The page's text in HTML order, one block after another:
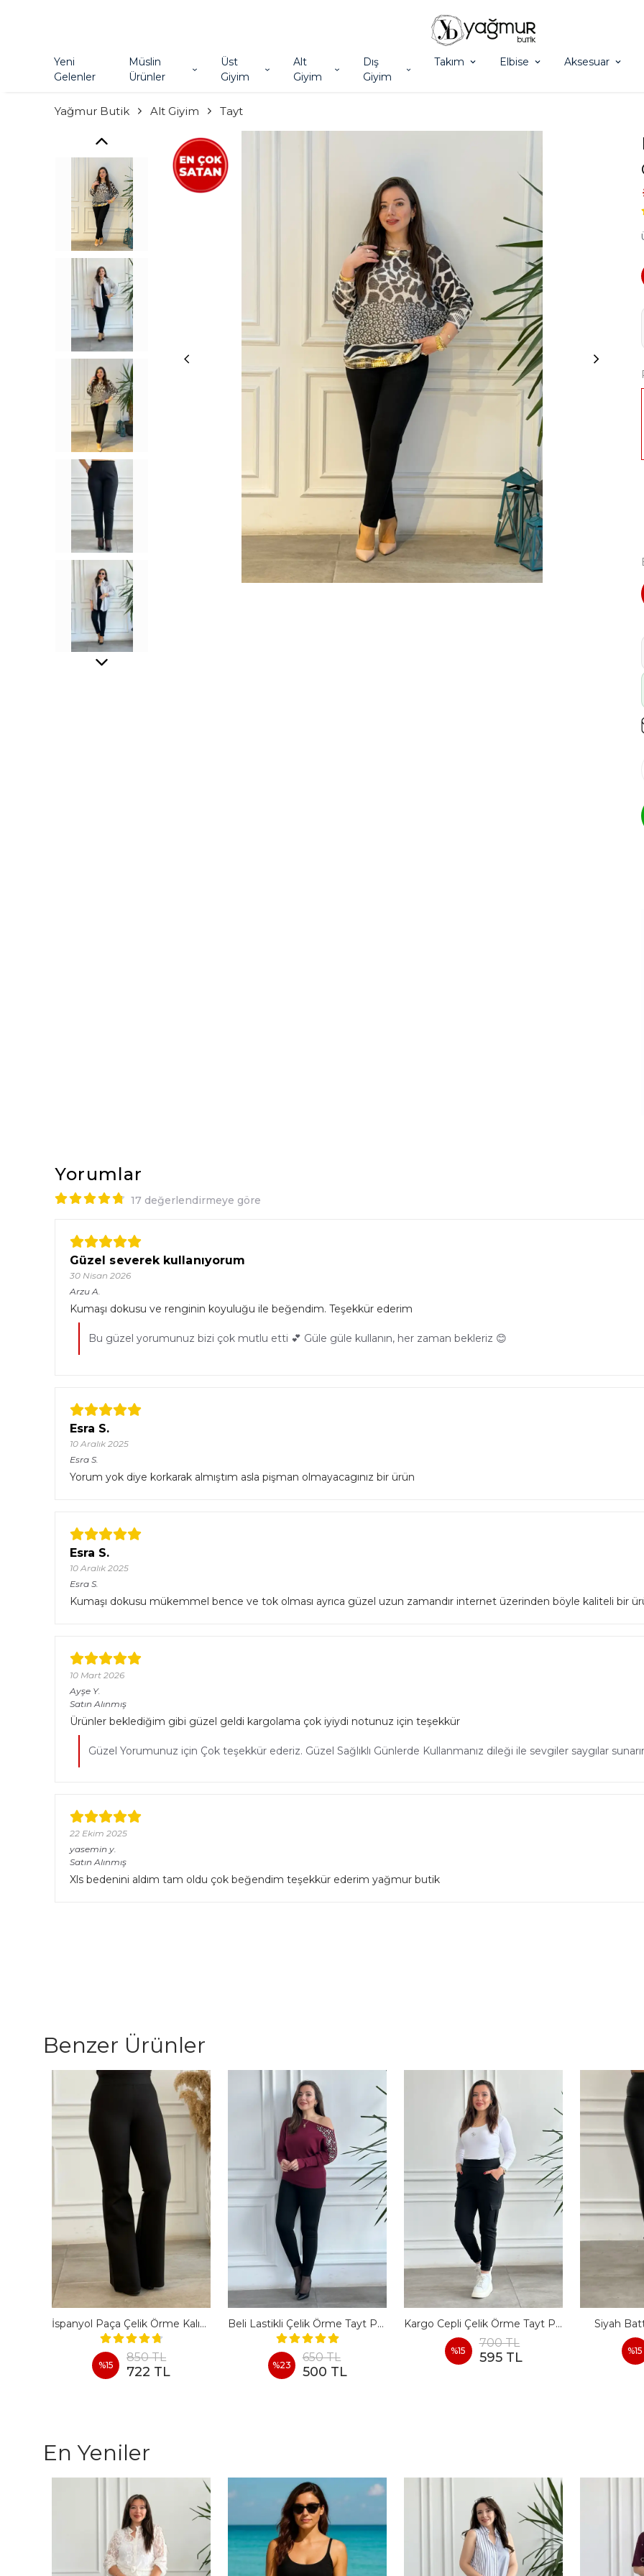
Yeni
Gelenler
Müslin
Ürünler
Üst
Giyim
Alt
Giyim
Dış
Giyim
Takım Elbise Aksesuar
Yağmur Butik Alt Giyim Tayt
Yorumlar
17 değerlendirmeye göre
Güzel severek kullanıyorum
30 Nisan 2026
Arzu A.
Kumaşı dokusu ve renginin koyuluğu ile beğendim. Teşekkür ederim
Bu güzel yorumunuz bizi çok mutlu etti 💕 Güle güle kullanın, her zaman bekleriz 😊
Esra S.
10 Aralık 2025
Esra S.
Yorum yok diye korkarak almıştım asla pişman olmayacagınız bir ürün
Esra S.
10 Aralık 2025
Esra S.
Kumaşı dokusu mükemmel bence ve tok olması ayrıca güzel uzun zamandır internet üzerinden böyle kaliteli bir
10 Mart 2026
Ayşe Y.
Satın Alınmış
Ürünler beklediğim gibi güzel geldi kargolama çok iyiydi notunuz için teşekkür
Güzel Yorumunuz için Çok teşekkür ederiz. Güzel Sağlıklı Günlerde Kullanmanız dileği ile sevgiler saygılar
22 Ekim 2025
yasemin y.
Satın Alınmış
Xls bedenini aldım tam oldu çok beğendim teşekkür ederim yağmur butik
Benzer Ürünler
İspanyol Paça Çelik Örme Kalın Tayt Pantolon
%15
850 TL
722 TL
Beli Lastikli Çelik Örme Tayt Pantolon
%23
650 TL
500 TL
Kargo Cepli Çelik Örme Tayt Pantolon
%15
700 TL
595 TL
Siyah
%15
En Yeniler